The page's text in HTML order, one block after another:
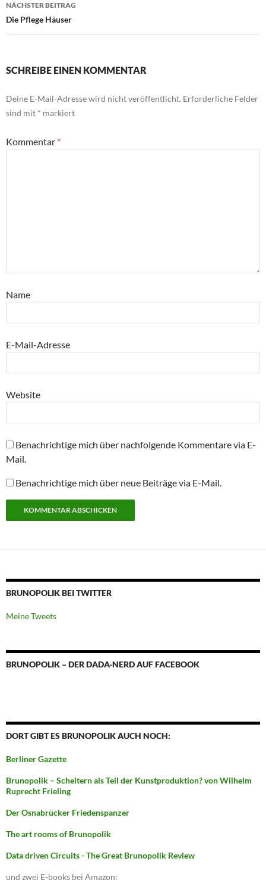
NÄCHSTER BEITRAG
Die Pflege Häuser
SCHREIBE EINEN KOMMENTAR
Deine E-Mail-Adresse wird nicht veröffentlicht. Erforderliche Felder
sind mit * markiert
Kommentar *
Name
E-Mail-Adresse
Website
Benachrichtige mich über nachfolgende Kommentare via E-
Mail.
Benachrichtige mich über neue Beiträge via E-Mail.
BRUNOPOLIK BEI TWITTER
Meine Tweets
BRUNOPOLIK – DER DADA-NERD AUF FACEBOOK
DORT GIBT ES BRUNOPOLIK AUCH NOCH:
Berliner Gazette
Brunopolik – Scheitern als Teil der Kunstproduktion? von Wilhelm
Ruprecht Frieling
Der Osnabrücker Friedenspanzer
The art rooms of Brunopolik
Data driven Circuits - The Great Brunopolik Review
und zwei E-books bei Amazon: